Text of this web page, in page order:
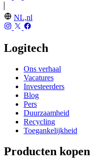
NL,nl
Logitech
Ons verhaal
Vacatures
Investeerders
Blog
Pers
Duurzaamheid
Recycling
Toegankelijkheid
Producten kopen